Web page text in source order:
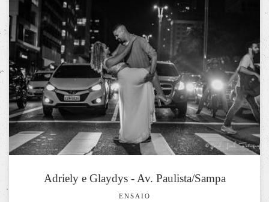
Adriely e Glaydys - Av. Paulista/Sampa
ENSAIO